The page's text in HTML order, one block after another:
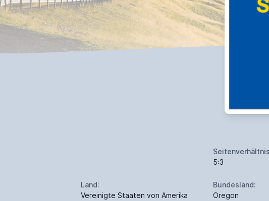
5:3
Land:
Vereinigte Staaten von Amerika
Bundesland:
Oregon